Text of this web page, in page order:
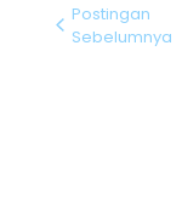
Postingan
Sebelumnya